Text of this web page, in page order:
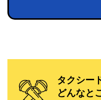
タクシー
どんなと